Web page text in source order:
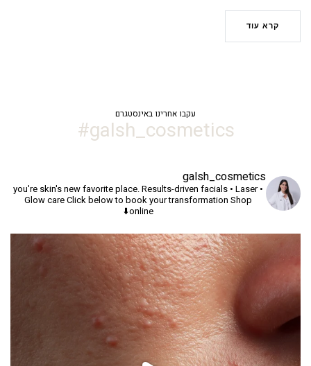
קרא עוד
עקבו אחרינו באינסטגרם
galsh_cosmetics#
galsh_cosmetics
you're skin's new favorite place.Results-driven facials • Laser •
Glow careClick below to book your transformation Shop
online⬇️